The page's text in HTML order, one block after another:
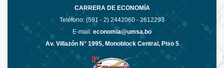
CARRERA DE ECONOMÍA
Teléfono: (591 - 2) 2442060 - 2612293
E-mail: economia@umsa.bo
Av. Villazón N° 1995, Monoblock Central, Piso 5